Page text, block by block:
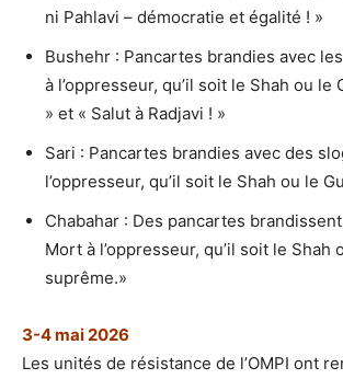
ni Pahlavi – démocratie et égalité ! »
Bushehr : Pancartes brandies avec
à l’oppresseur, qu’il soit le Shah ou le
» et « Salut à Radjavi ! »
Sari : Pancartes brandies avec des
l’oppresseur, qu’il soit le Shah ou le
Chabahar : Des pancartes
Mort à l’oppresseur, qu’il soit le Shah
suprême.»
3-4 mai 2026
Les unités de résistance de l’OMPI ont